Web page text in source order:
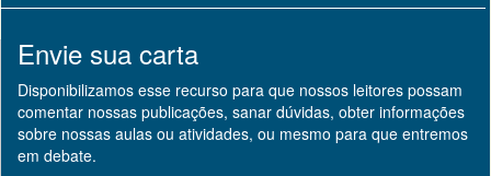
Envie sua carta
Disponibilizamos esse recurso para que nossos leitores possam
comentar nossas publicações, sanar dúvidas, obter informações
sobre nossas aulas ou atividades, ou mesmo para que entremos
em debate.